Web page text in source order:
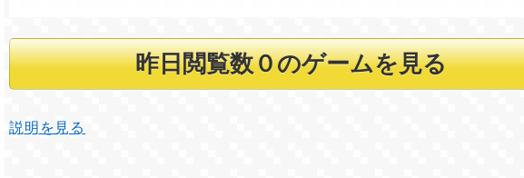
説明を見る